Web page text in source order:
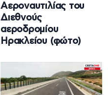
Αεροναυτιλίας του
Διεθνούς
αεροδρομίου
Ηρακλείου (φώτο)